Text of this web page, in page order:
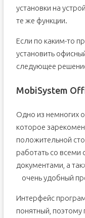
установки на
те же функции.
Если по каким-то
установить
следующее
MobiSystem
Одно из немногих
которое
положительной
работать со
документами, а
очень удобный
Интерфейс
понятный,